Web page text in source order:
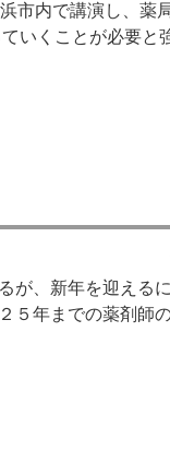
市内で講演し、薬
いくことが必要と
が、新年を迎える
年までの薬剤師